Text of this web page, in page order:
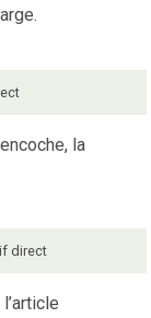
la
direct